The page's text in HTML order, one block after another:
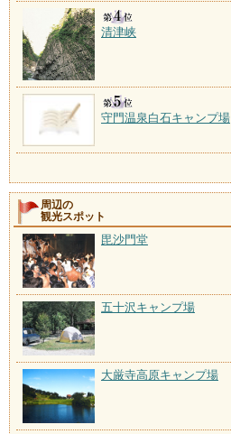
清津峡
守門温泉白石キャンプ場
周辺の
観光スポット
毘沙門堂
五十沢キャンプ場
大厳寺高原キャンプ場